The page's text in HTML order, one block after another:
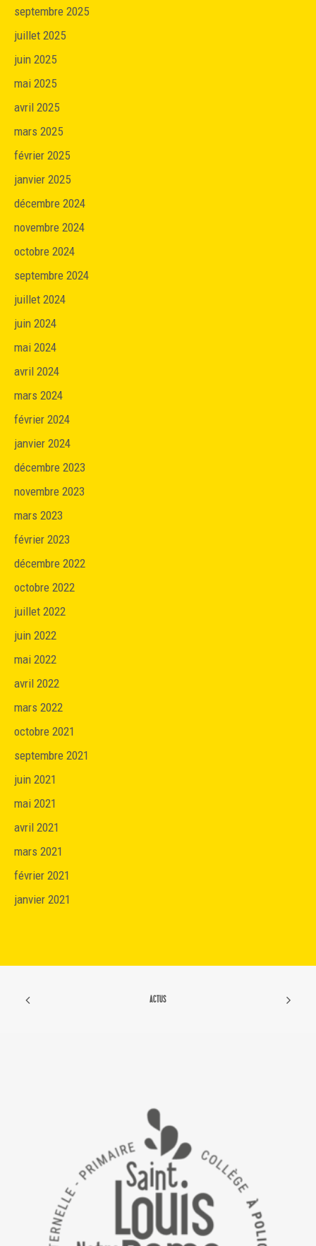
septembre 2025
juillet 2025
juin 2025
mai 2025
avril 2025
mars 2025
février 2025
janvier 2025
décembre 2024
novembre 2024
octobre 2024
septembre 2024
juillet 2024
juin 2024
mai 2024
avril 2024
mars 2024
février 2024
janvier 2024
décembre 2023
novembre 2023
mars 2023
février 2023
décembre 2022
octobre 2022
juillet 2022
juin 2022
mai 2022
avril 2022
mars 2022
octobre 2021
septembre 2021
juin 2021
mai 2021
avril 2021
mars 2021
février 2021
janvier 2021
ACTUS